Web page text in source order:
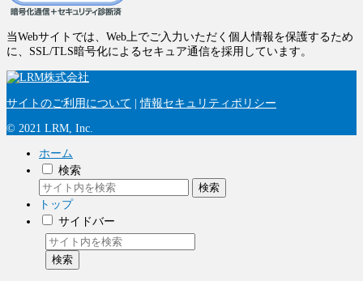
当Webサイトでは、Web上でご入力いただく個人情報を保護するため
に、SSL/TLS暗号化によるセキュア通信を採用しています。
サイトのご利用について |情報セキュリティポリシー
© 2021 LRM, Inc.
ホーム
検索
検索
トップ
サイドバー
検索